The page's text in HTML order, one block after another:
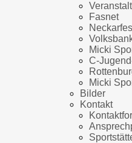
Fasnet
Micki
C-
Micki
Bilder
Kontakt